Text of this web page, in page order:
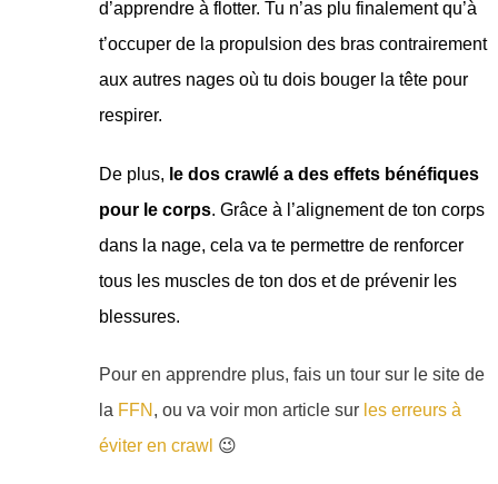
d’apprendre à flotter. Tu n’as plu finalement qu’à
t’occuper de la propulsion des bras contrairement
aux autres nages où tu dois bouger la tête pour
respirer.
De plus, le dos crawlé a des effets bénéfiques
pour le corps. Grâce à l’alignement de ton corps
dans la nage, cela va te permettre de renforcer
tous les muscles de ton dos et de prévenir les
blessures.
Pour en apprendre plus, fais un tour sur le site de
la FFN , ou va voir mon article sur les erreurs à
éviter en crawl 😉